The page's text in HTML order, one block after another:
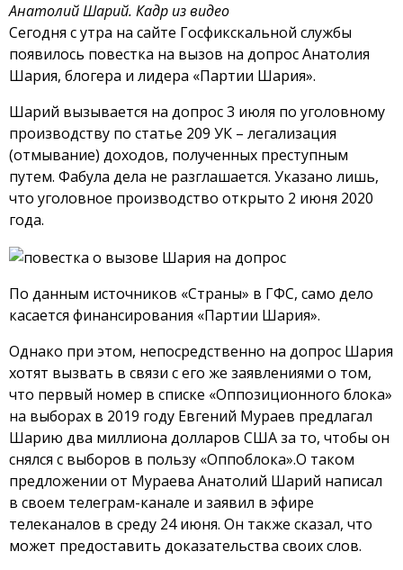
Анатолий Шарий. Кадр из видео
Сегодня с утра на сайте Госфикскальной службы
появилось повестка на вызов на допрос Анатолия
Шария, блогера и лидера «Партии Шария».
Шарий вызывается на допрос 3 июля по уголовному
производству по статье 209 УК – легализация
(отмывание) доходов, полученных преступным
путем. Фабула дела не разглашается. Указано лишь,
что уголовное производство открыто 2 июня 2020
года.
По данным источников «Страны» в ГФС, само дело
касается финансирования «Партии Шария».
Однако при этом, непосредственно на допрос Шария
хотят вызвать в связи с его же заявлениями о том,
что первый номер в списке «Оппозиционного блока»
на выборах в 2019 году Евгений Мураев предлагал
Шарию два миллиона долларов США за то, чтобы он
снялся с выборов в пользу «Оппоблока».О таком
предложении от Мураева Анатолий Шарий написал
в своем телеграм-канале и заявил в эфире
телеканалов в среду 24 июня. Он также сказал, что
может предоставить доказательства своих слов.